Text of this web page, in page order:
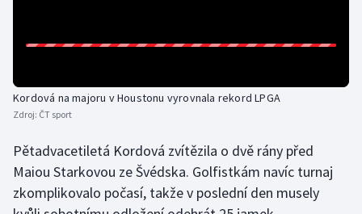
Jezdectví
Judo
Krasobruslení
Kordová na majoru v Houstonu vyrovnala rekord LPGA
Zdroj: ČT sport
Pětadvacetiletá Kordová zvítězila o dvě rány před
Maiou Starkovou ze Švédska. Golfistkám navíc turnaj
zkomplikovalo počasí, takže v poslední den musely